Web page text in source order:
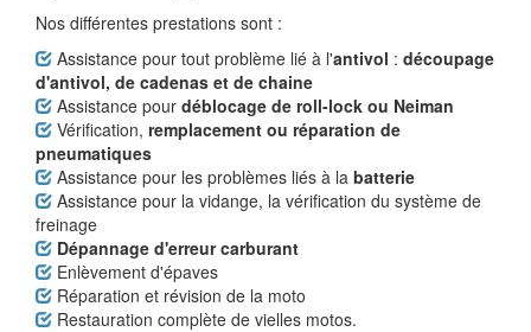
Nos différentes prestations sont :
Assistance pour tout problème lié à l'antivol : découpage
d'antivol, de cadenas et de chaine
Assistance pour déblocage de roll-lock ou Neiman
Vérification, remplacement ou réparation de
pneumatiques
Assistance pour les problèmes liés à la batterie
Assistance pour la vidange, la vérification du système de
freinage
Dépannage d'erreur carburant
Enlèvement d'épaves
Réparation et révision de la moto
Restauration complète de vielles motos.